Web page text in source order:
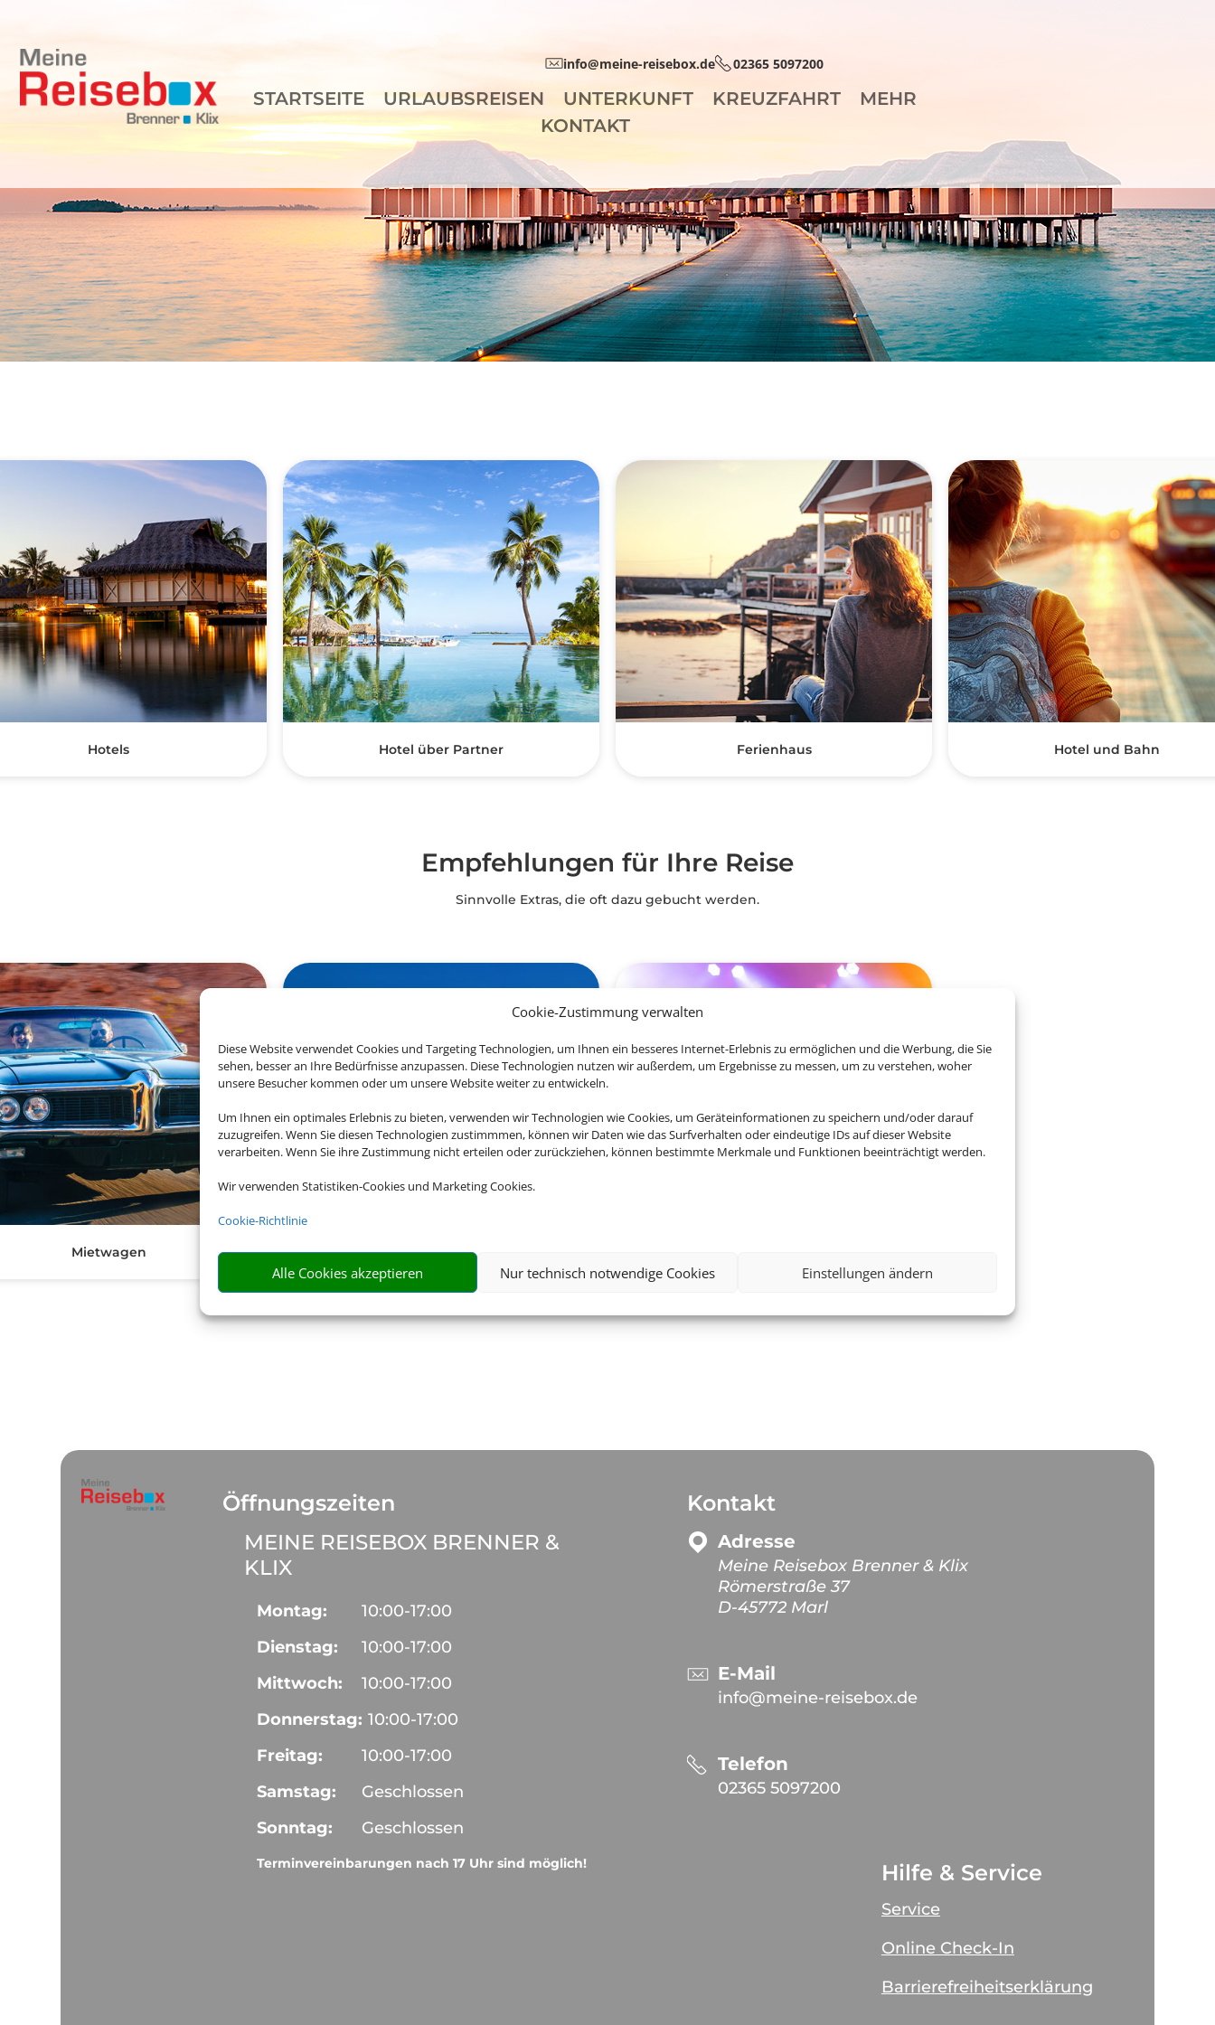
Cookie-Zustimmung verwalten
Diese Website verwendet Cookies und Targeting Technologien, um Ihnen ein besseres Internet-Erlebnis zu ermöglichen und die Werbung, die Sie
sehen, besser an Ihre Bedürfnisse anzupassen. Diese Technologien nutzen wir außerdem, um Ergebnisse zu messen, um zu verstehen, woher
unsere Besucher kommen oder um unsere Website weiter zu entwickeln.
Um Ihnen ein optimales Erlebnis zu bieten, verwenden wir Technologien wie Cookies, um Geräteinformationen zu speichern und/oder darauf
zuzugreifen. Wenn Sie diesen Technologien zustimmmen, können wir Daten wie das Surfverhalten oder eindeutige IDs auf dieser Website
verarbeiten. Wenn Sie ihre Zustimmung nicht erteilen oder zurückziehen, können bestimmte Merkmale und Funktionen beeinträchtigt werden.
Wir verwenden Statistiken-Cookies und Marketing Cookies.
Cookie-Richtlinie
Alle Cookies akzeptieren Nur technisch notwendige Cookies Einstellungen ändern
info@meine-reisebox.de 02365 5097200
STARTSEITE URLAUBSREISEN UNTERKUNFT KREUZFAHRT
MEHR
KONTAKT
Hotels Hotel über Partner Ferienhaus Hotel und Bahn
Empfehlungen für Ihre Reise
Sinnvolle Extras, die oft dazu gebucht werden.
Mietwagen Versicherung
Öffnungszeiten
MEINE REISEBOX BRENNER &
KLIX
Montag: 10:00-17:00
Dienstag:
10:00-17:00
Mittwoch:
10:00-17:00
Donnerstag: 10:00-17:00
Freitag:
10:00-17:00
Samstag:
Geschlossen
Sonntag:
Geschlossen
Terminvereinbarungen nach 17 Uhr sind möglich!
Kontakt
Adresse
Meine Reisebox Brenner & Klix
Römerstraße 37
D-45772 Marl
E-Mail
info@meine-reisebox.de
Telefon
02365 5097200
Hilfe & Service
Service
Online Check-In
Barrierefreiheitserklärung